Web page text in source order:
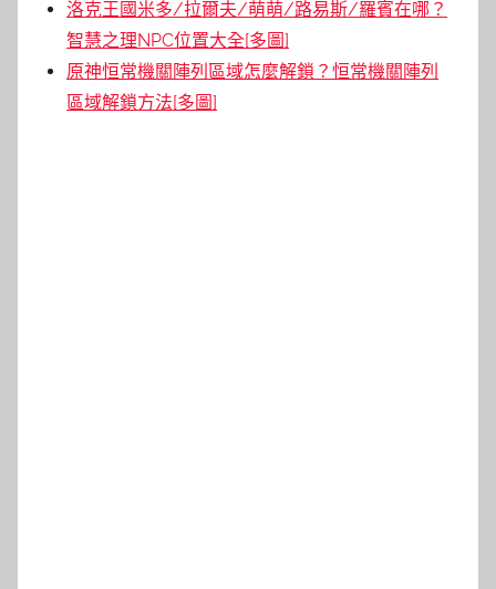
洛克王國米多/拉爾夫/萌萌/路易斯/羅賓在哪？
智慧之理NPC位置大全[多圖]
原神恒常機關陣列區域怎麼解鎖？恒常機關陣列
區域解鎖方法[多圖]